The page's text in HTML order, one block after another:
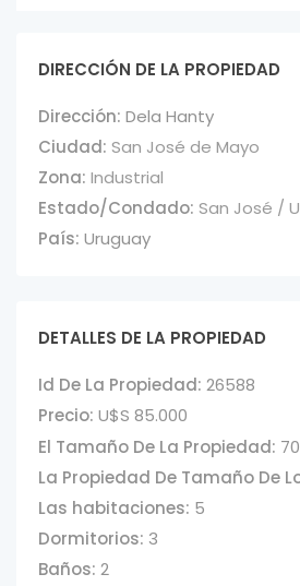
DIRECCIÓN DE LA PROPIEDAD
Dirección: Dela Hanty
Ciudad: San José de Mayo
Zona: Industrial
Estado/Condado: San José /
País: Uruguay
DETALLES DE LA PROPIEDAD
Id De La Propiedad: 26588
Precio: U$S 85.000
El Tamaño De La Propiedad:
La Propiedad De Tamaño De
Las habitaciones: 5
Dormitorios: 3
Baños: 2